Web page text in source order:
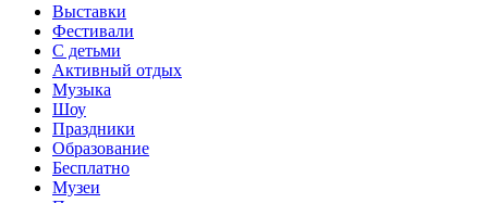
Выставки
Фестивали
С детьми
Активный отдых
Музыка
Шоу
Праздники
Образование
Бесплатно
Музеи